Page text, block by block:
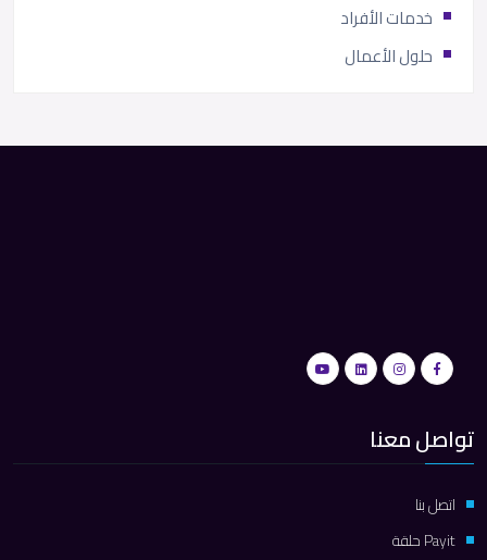
خدمات الأفراد
حلول الأعمال
تواصل معنا
اتصل بنا
Payit حلقة